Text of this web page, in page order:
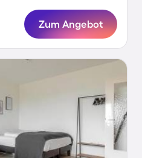
Zum Angebot